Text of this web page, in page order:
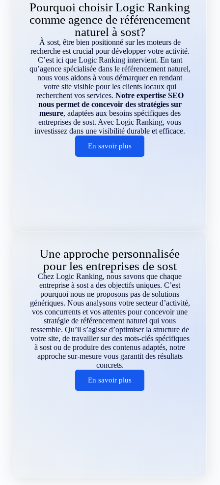
Pourquoi choisir Logic Ranking
comme agence de référencement
naturel à sost?
À sost, être bien positionné sur les moteurs de
recherche est crucial pour développer votre activité.
C’est ici que Logic Ranking intervient. En tant
qu’agence spécialisée dans le référencement naturel,
nous vous aidons à vous démarquer en rendant
votre site visible pour les clients locaux qui
recherchent vos services. Notre expertise SEO
nous permet de concevoir des stratégies sur
mesure, adaptées aux besoins spécifiques des
entreprises de sost. Avec Logic Ranking, vous
investissez dans une visibilité durable et efficace.
En savoir plus
Une approche personnalisée
pour les entreprises de sost
Chez Logic Ranking, nous savons que chaque
entreprise à sost a des objectifs uniques. C’est
pourquoi nous ne proposons pas de solutions
génériques. Nous analysons votre secteur d’activité,
vos concurrents et vos attentes pour concevoir une
stratégie de référencement naturel qui vous
ressemble. Qu’il s’agisse d’optimiser la structure de
votre site, de travailler sur des mots-clés spécifiques
à sost ou de produire des contenus adaptés, notre
approche sur-mesure vous garantit des résultats
concrets.
En savoir plus